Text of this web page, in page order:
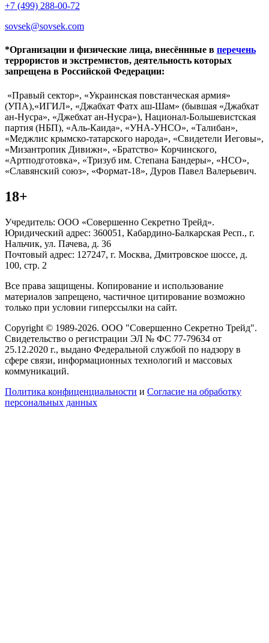
+7 (499) 288-00-72
sovsek@sovsek.com
*Организации и физические лица, внесённные в перечень
террористов и экстремистов, деятельность которых
запрещена в Российской Федерации:
«Правый сектор», «Украинская повстанческая армия»
(УПА),«ИГИЛ», «Джабхат Фатх аш-Шам» (бывшая «Джабхат
ан-Нусра», «Джебхат ан-Нусра»), Национал-Большевистская
партия (НБП), «Аль-Каида», «УНА-УНСО», «Талибан»,
«Меджлис крымско-татарского народа», «Свидетели Иеговы»,
«Мизантропик Дивижн», «Братство» Корчинского,
«Артподготовка», «Тризуб им. Степана Бандеры», «НСО»,
«Славянский союз», «Формат-18», Дуров Павел Валерьевич.
18+
Учредитель: ООО «Совершенно Секретно Трейд».
Юридический адрес: 360051, Кабардино-Балкарская Респ., г.
Нальчик, ул. Пачева, д. 36
Почтовый адрес: 127247, г. Москва, Дмитровское шоссе, д.
100, стр. 2
Все права защищены. Копирование и использование
материалов запрещено, частичное цитирование возможно
только при условии гиперссылки на сайт.
Copyright © 1989-2026. ООО "Совершенно Секретно Трейд".
Свидетельство о регистрации ЭЛ № ФС 77-79634 от
25.12.2020 г., выдано Федеральной службой по надзору в
сфере связи, информационных технологий и массовых
коммуникаций.
Политика конфиценциальности и Согласие на обработку
персональных данных